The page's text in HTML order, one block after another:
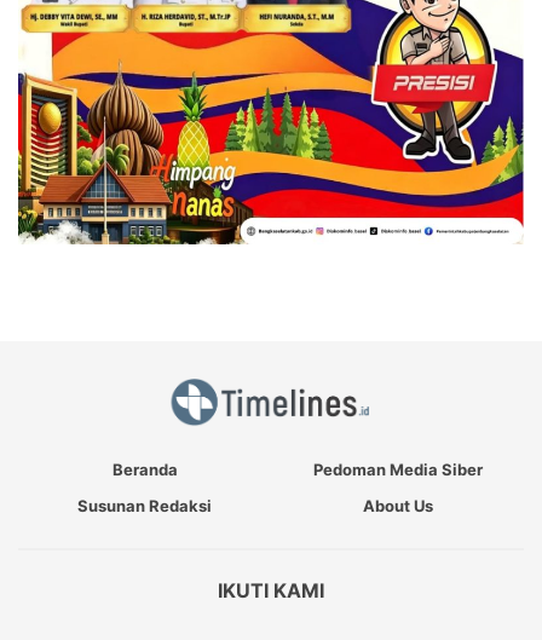
Beranda
Pedoman Media Siber
Susunan Redaksi
About Us
IKUTI KAMI